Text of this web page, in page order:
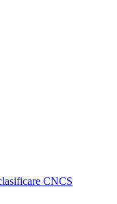
CNCS